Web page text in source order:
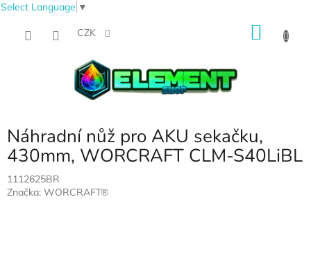
Select Language ▼
CZK
Náhradní nůž pro AKU sekačku,
430mm, WORCRAFT CLM-S40LiBL
1112625BR
Značka: WORCRAFT®